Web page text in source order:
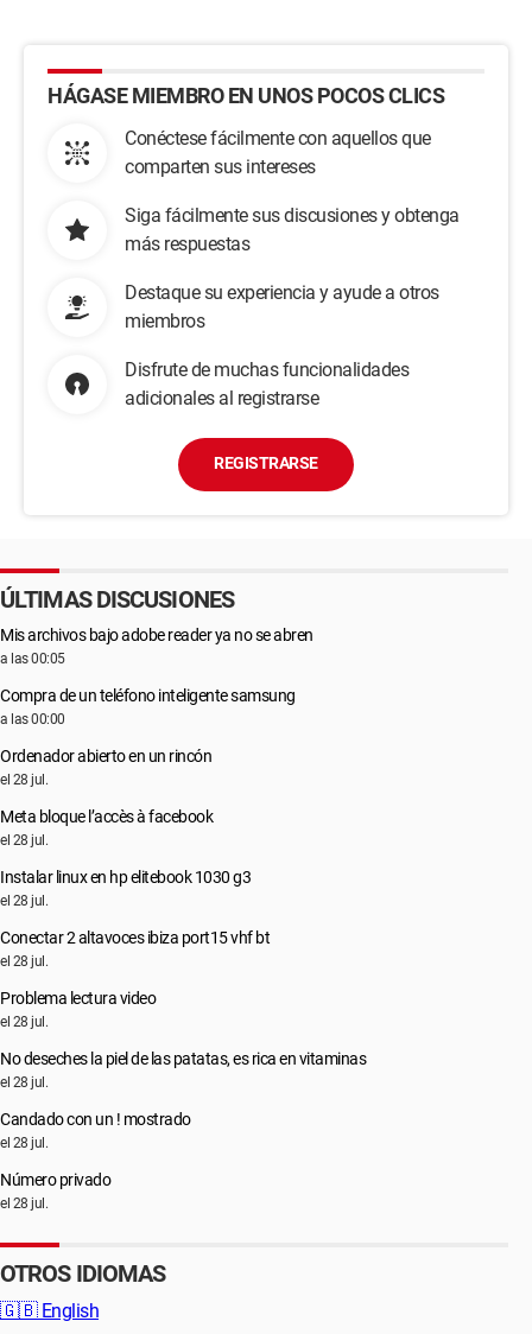
HÁGASE MIEMBRO EN UNOS POCOS CLICS
Conéctese fácilmente con aquellos que
comparten sus intereses
Siga fácilmente sus discusiones y obtenga
más respuestas
Destaque su experiencia y ayude a otros
miembros
Disfrute de muchas funcionalidades
adicionales al registrarse
REGISTRARSE
ÚLTIMAS DISCUSIONES
Mis archivos bajo adobe reader ya no se abren
a las 00:05
Compra de un teléfono inteligente samsung
a las 00:00
Ordenador abierto en un rincón
el 28 jul.
Meta bloque l’accès à facebook
el 28 jul.
Instalar linux en hp elitebook 1030 g3
el 28 jul.
Conectar 2 altavoces ibiza port15 vhf bt
el 28 jul.
Problema lectura video
el 28 jul.
No deseches la piel de las patatas, es rica en vitaminas
el 28 jul.
Candado con un ! mostrado
el 28 jul.
Número privado
el 28 jul.
OTROS IDIOMAS
🇬🇧 English